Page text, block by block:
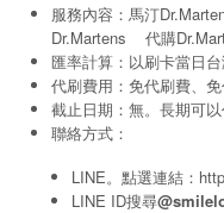
服務內容：馬汀
Dr.Martens
代購
匯率計算：以刷卡當日
代刷費用：免代刷費、
截止日期：無。長期可
聯絡方式：
LINE。點選連結：
LINE ID搜尋